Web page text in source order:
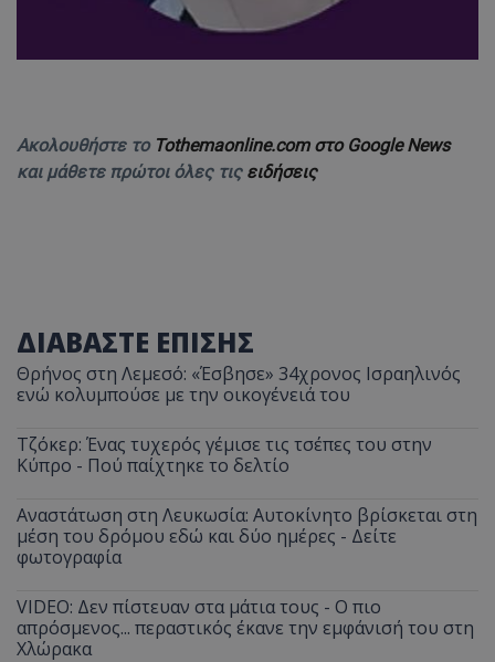
Ακολουθήστε το Tothemaonline.com στο Google News
και μάθετε πρώτοι όλες τις ειδήσεις
ΔΙΑΒΑΣΤΕ ΕΠΙΣΗΣ
Θρήνος στη Λεμεσό: «Έσβησε» 34χρονος Ισραηλινός
ενώ κολυμπούσε με την οικογένειά του
Τζόκερ: Ένας τυχερός γέμισε τις τσέπες του στην
Κύπρο - Πού παίχτηκε το δελτίο
Αναστάτωση στη Λευκωσία: Αυτοκίνητο βρίσκεται στη
μέση του δρόμου εδώ και δύο ημέρες - Δείτε
φωτογραφία
VIDEO: Δεν πίστευαν στα μάτια τους - Ο πιο
απρόσμενος... περαστικός έκανε την εμφάνισή του στη
Χλώρακα